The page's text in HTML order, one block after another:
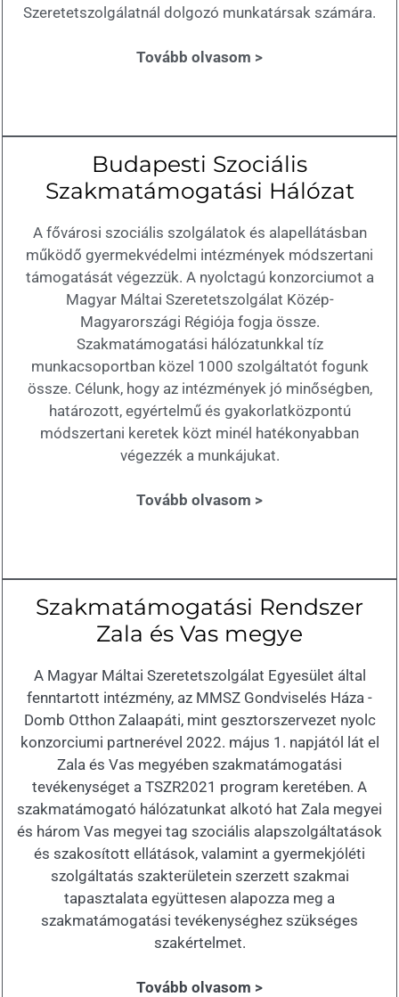
Szeretetszolgálatnál dolgozó munkatársak számára.
Tovább olvasom >
Budapesti Szociális
Szakmatámogatási Hálózat
A fővárosi szociális szolgálatok és alapellátásban
működő gyermekvédelmi intézmények módszertani
támogatását végezzük. A nyolctagú konzorciumot a
Magyar Máltai Szeretetszolgálat Közép-
Magyarországi Régiója fogja össze.
Szakmatámogatási hálózatunkkal tíz
munkacsoportban közel 1000 szolgáltatót fogunk
össze. Célunk, hogy az intézmények jó minőségben,
határozott, egyértelmű és gyakorlatközpontú
módszertani keretek közt minél hatékonyabban
végezzék a munkájukat.
Tovább olvasom >
Szakmatámogatási Rendszer
Zala és Vas megye
A Magyar Máltai Szeretetszolgálat Egyesület által
fenntartott intézmény, az MMSZ Gondviselés Háza -
Domb Otthon Zalaapáti, mint gesztorszervezet nyolc
konzorciumi partnerével 2022. május 1. napjától lát el
Zala és Vas megyében szakmatámogatási
tevékenységet a TSZR2021 program keretében. A
szakmatámogató hálózatunkat alkotó hat Zala megyei
és három Vas megyei tag szociális alapszolgáltatások
és szakosított ellátások, valamint a gyermekjóléti
szolgáltatás szakterületein szerzett szakmai
tapasztalata együttesen alapozza meg a
szakmatámogatási tevékenységhez szükséges
szakértelmet.
Tovább olvasom >